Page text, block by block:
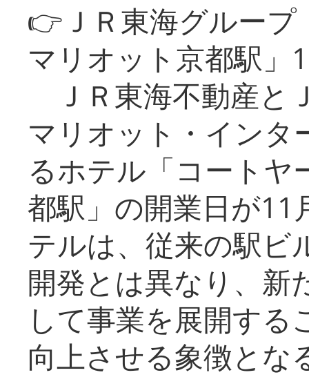
👉ＪＲ東海グルー
マリオット京都駅」
ＪＲ東海不動産と
マリオット・インタ
るホテル「コートヤ
都駅」の開業日が11
テルは、従来の駅ビ
開発とは異なり、新
して事業を展開する
向上させる象徴とな